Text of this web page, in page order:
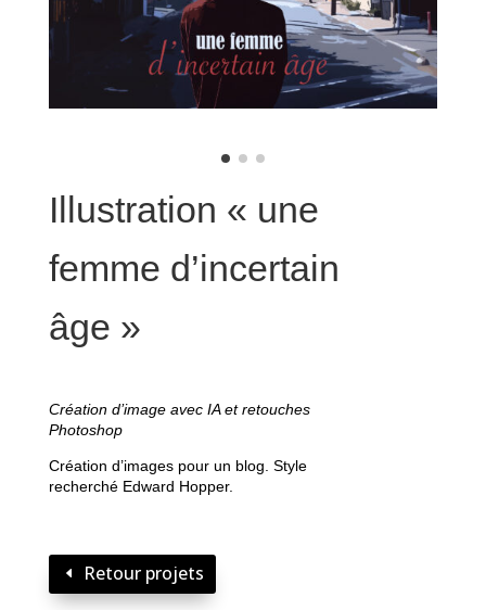
Illustration « une
femme d’incertain
âge »
Création d’image avec IA et retouches
Photoshop
Création d’images pour un blog. Style
recherché Edward Hopper.
Retour projets